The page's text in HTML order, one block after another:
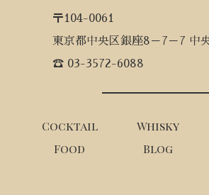
〒104-0061
東京都中央区銀座8－7－7 中
☎ 03-3572-6088
Cocktail Whisky
Food
Blog